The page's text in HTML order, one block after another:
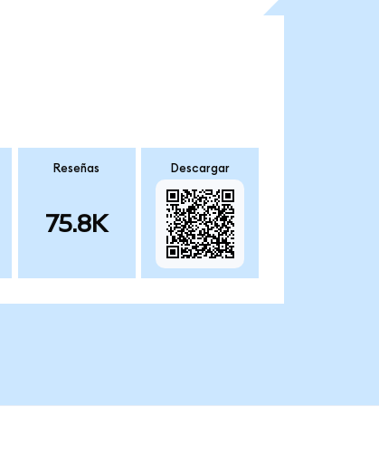
Reseñas
75.8K
Descargar